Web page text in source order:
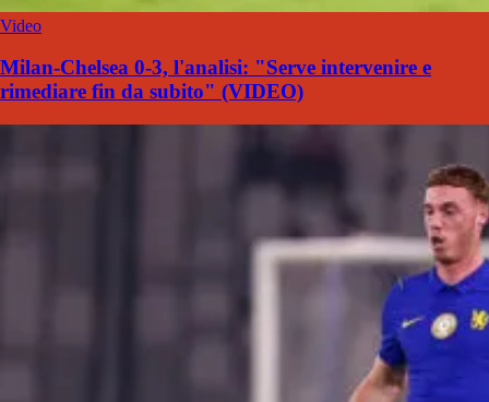
Video
Milan-Chelsea 0-3, l'analisi: "Serve intervenire e
rimediare fin da subito" (VIDEO)